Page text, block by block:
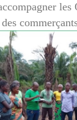
les